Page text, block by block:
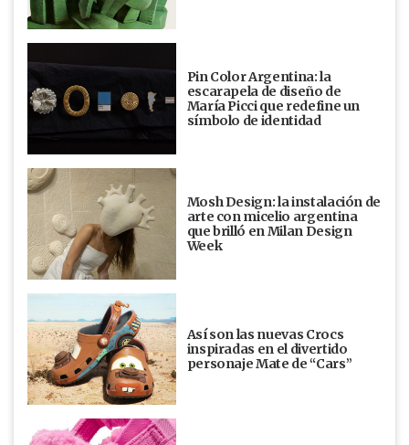
Pin Color Argentina: la
escarapela de diseño de
María Picci que redefine un
símbolo de identidad
Mosh Design: la instalación de
arte con micelio argentina
que brilló en Milan Design
Week
Así son las nuevas Crocs
inspiradas en el divertido
personaje Mate de “Cars”